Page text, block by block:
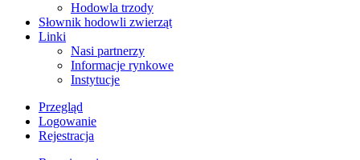
Hodowla trzody
Słownik hodowli zwierząt
Linki
Nasi partnerzy
Informacje rynkowe
Instytucje
Przegląd
Logowanie
Rejestracja